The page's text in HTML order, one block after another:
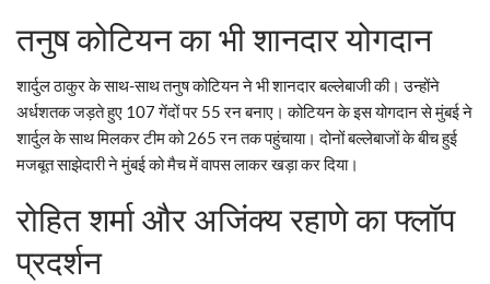
तनुष कोटियन का भी शानदार योगदान
शार्दुल ठाकुर के साथ-साथ तनुष कोटियन ने भी शानदार बल्लेबाजी की। उन्होंने
अर्धशतक जड़ते हुए 107 गेंदों पर 55 रन बनाए। कोटियन के इस योगदान से मुंबई ने
शार्दुल के साथ मिलकर टीम को 265 रन तक पहुंचाया। दोनों बल्लेबाजों के बीच हुई
मजबूत साझेदारी ने मुंबई को मैच में वापस लाकर खड़ा कर दिया।
रोहित शर्मा और अजिंक्य रहाणे का फ्लॉप
प्रदर्शन